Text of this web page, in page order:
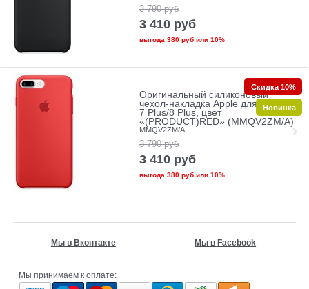
3 790 руб
3 410 руб
выгода 380 рубили 10%
Оригинальный силиконовый
чехол-накладка Apple для iPhone
7 Plus/8 Plus, цвет
«(PRODUCT)RED» (MMQV2ZM/A)
MMQV2ZM/A
3 790 руб
3 410 руб
выгода 380 рубили 10%
Скидка 10%
Новинка
Мы в Вконтакте Мы в Facebook
Мы принимаем к оплате: